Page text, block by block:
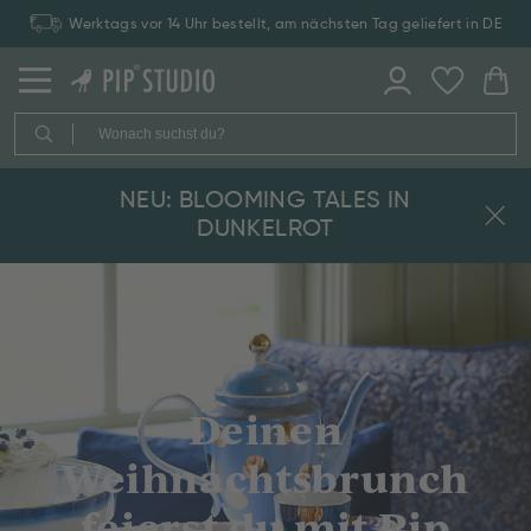
Werktags vor 14 Uhr bestellt, am nächsten Tag geliefert in DE
NEU: BLOOMING TALES IN
DUNKELROT
Deinen
Weihnachtsbrunch